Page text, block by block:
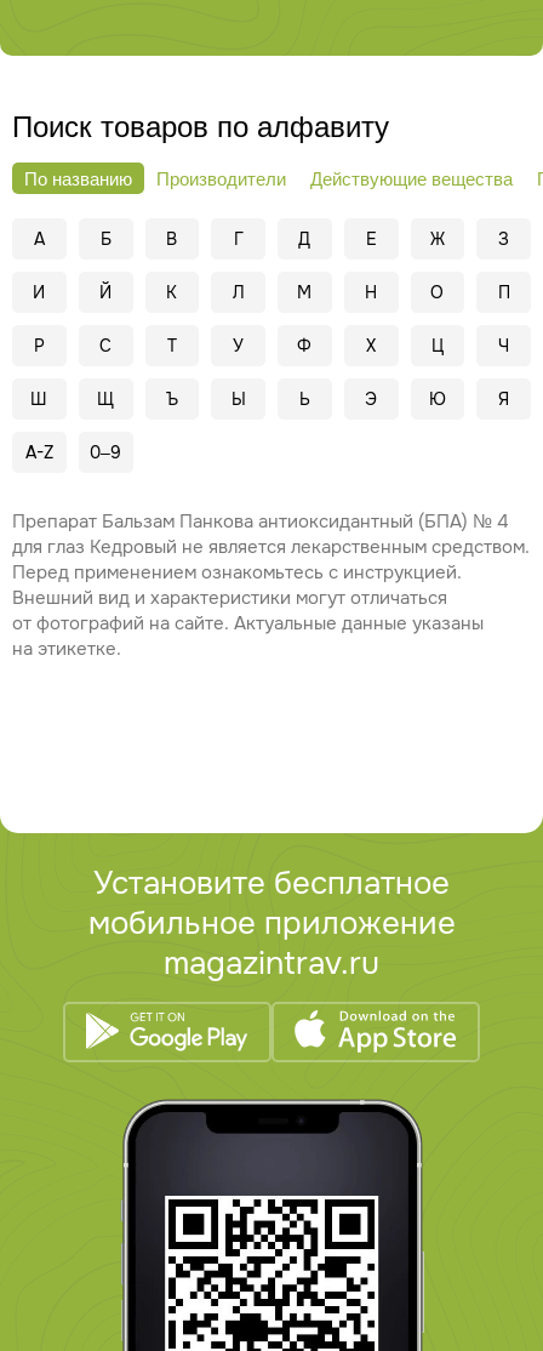
Поиск товаров по алфавиту
По названию Производители Действующие вещества
А Б В Г Д Е Ж З
И Й К Л М Н О П
Р С Т У Ф Х Ц Ч
Ш Щ Ъ Ы Ь Э Ю Я
A-Z 0–9
Препарат Бальзам Панкова антиоксидантный (БПА) № 4
для глаз Кедровый не является лекарственным средством.
Перед применением ознакомьтесь с инструкцией.
Внешний вид и характеристики могут отличаться
от фотографий на сайте. Актуальные данные указаны
на этикетке.
Установите бесплатное
мобильное приложение
magazintrav.ru